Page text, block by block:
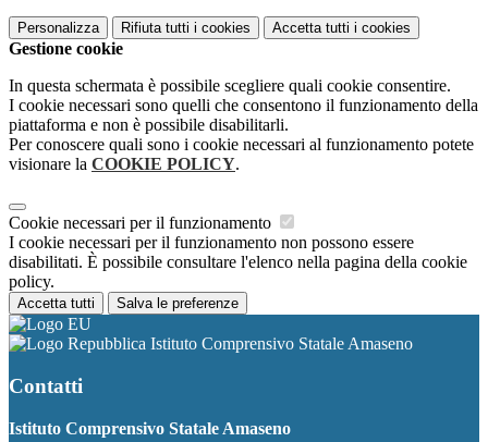
Personalizza Rifiuta tutti i cookies Accetta tutti i cookies
Gestione cookie
In questa schermata è possibile scegliere quali cookie consentire.
I cookie necessari sono quelli che consentono il funzionamento della
piattaforma e non è possibile disabilitarli.
Per conoscere quali sono i cookie necessari al funzionamento potete
visionare la COOKIE POLICY.
Cookie necessari per il funzionamento
I cookie necessari per il funzionamento non possono essere
disabilitati. È possibile consultare l'elenco nella pagina della cookie
policy.
Accetta tutti Salva le preferenze
Istituto Comprensivo Statale Amaseno
Contatti
Istituto Comprensivo Statale Amaseno